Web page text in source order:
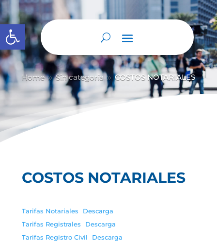
Abrir barra de herramientas
Home 9 Sin categoría 9 COSTOS NOTARIALES
COSTOS NOTARIALES
Tarifas Notariales
Descarga
Tarifas Registrales
Descarga
Tarifas Registro Civil
Descarga